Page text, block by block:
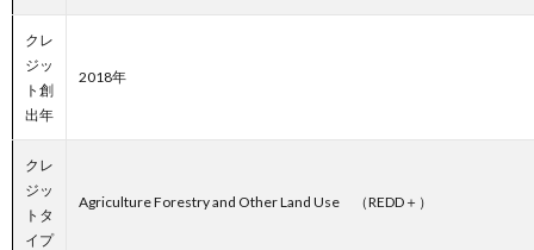
クレ
ジッ
ト創
出年
2018年
クレ
ジッ
トタ
イプ
Agriculture Forestry and Other Land Use （REDD＋）